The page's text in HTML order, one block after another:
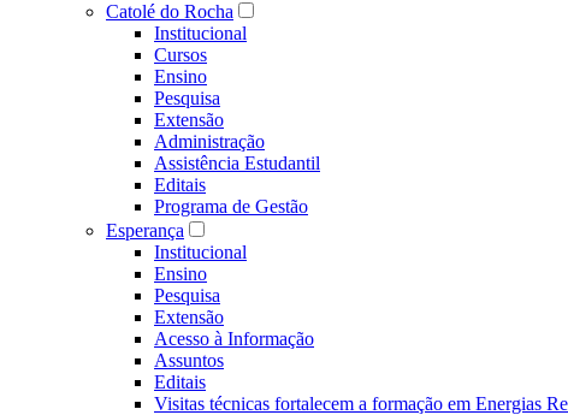
Catolé do Rocha
Institucional
Cursos
Ensino
Pesquisa
Extensão
Administração
Assistência Estudantil
Editais
Programa de Gestão
Esperança
Institucional
Ensino
Pesquisa
Extensão
Acesso à Informação
Assuntos
Editais
Visitas técnicas fortalecem a formação em Energias